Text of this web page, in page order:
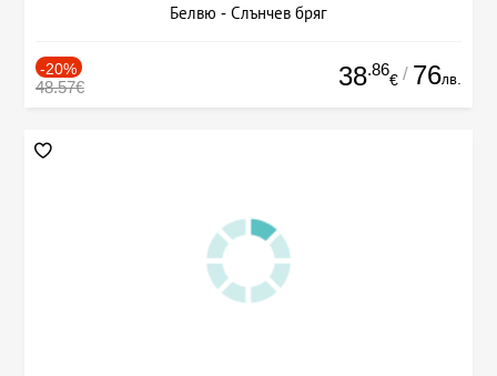
Белвю - Слънчев бряг
-20%
48.57€ 38.86
€ / 76лв.